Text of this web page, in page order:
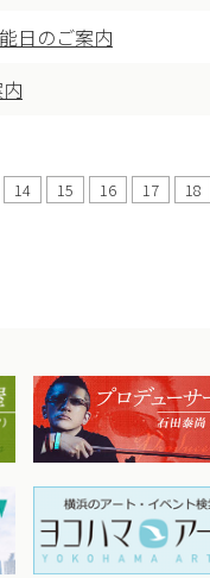
日のご案内
14 15 16 17 18